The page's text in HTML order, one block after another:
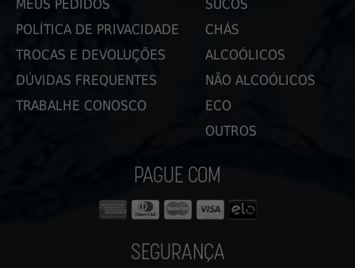
MEUS PEDIDOS
POLÍTICA DE PRIVACIDADE
TROCAS E DEVOLUÇÕES
DÚVIDAS FREQUENTES
TRABALHE CONOSCO
SUCOS
CHÁS
ALCOÓLICOS
NÃO ALCOÓLICOS
ECO
OUTROS
PAGUE COM
SEGURANÇA